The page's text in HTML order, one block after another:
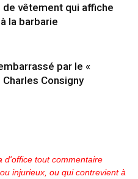
de vêtement qui affiche
la barbarie
par le «
Consigny
d'office tout commentaire
injurieux, ou qui contrevient à